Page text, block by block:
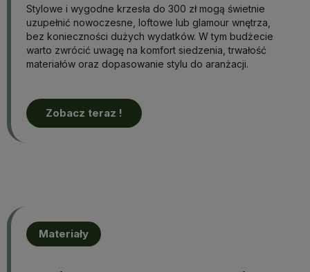
Stylowe i wygodne krzesła do 300 zł mogą świetnie
uzupełnić nowoczesne, loftowe lub glamour wnętrza,
bez konieczności dużych wydatków. W tym budżecie
warto zwrócić uwagę na komfort siedzenia, trwałość
materiałów oraz dopasowanie stylu do aranżacji.
Zobacz teraz !
Materiały